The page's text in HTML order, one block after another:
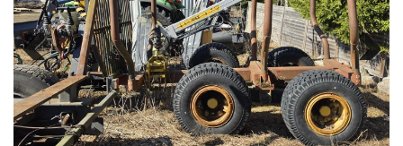
Previ
ous
Next